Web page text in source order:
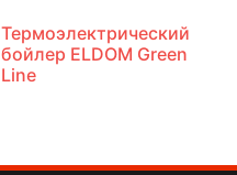
Термоэлектрический
бойлер ELDOM Green
Line